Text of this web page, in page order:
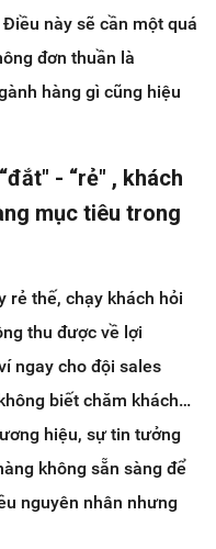
này sẽ cần một quá
đơn thuần là
hàng gì cũng hiệu
- “rẻ" , khách
mục tiêu trong
rẻ thế, chạy khách hỏi
thu được về lợi
ngay cho đội sales
biết chăm khách…
hiệu, sự tin tưởng
không sẵn sàng để
nguyên nhân nhưng